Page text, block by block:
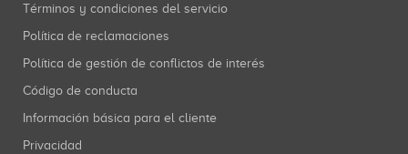
Términos y condiciones del servicio
Política de reclamaciones
Política de gestión de conflictos de interés
Código de conducta
Información básica para el cliente
Privacidad